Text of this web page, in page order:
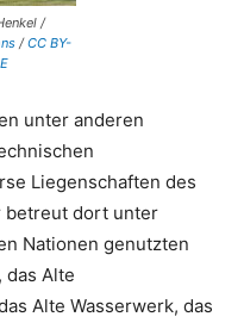
/
/CC BY-
unter anderen
Liegenschaften des
betreut dort unter
Nationen genutzten
das Alte
Alte Wasserwerk, das